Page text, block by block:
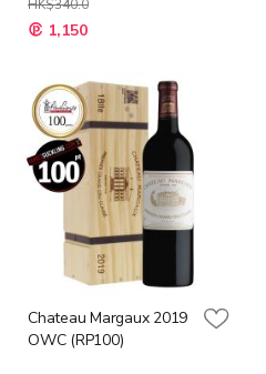
HK$340.0
特
殊 1,150
Chateau Margaux 2019
OWC (RP100)